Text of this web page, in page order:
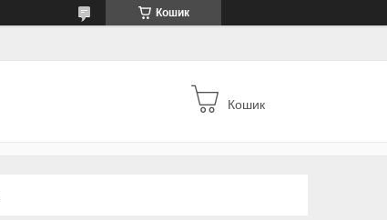
Кошик
Кошик